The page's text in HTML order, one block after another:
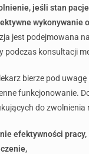
jeśli stan
wykonywanie
jest podejmowana
podczas konsultacji
bierze pod
funkcjonowanie.
do zwolnienia
efektywności pracy,